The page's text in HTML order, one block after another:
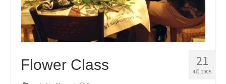
21
4月 2005
Flower Class